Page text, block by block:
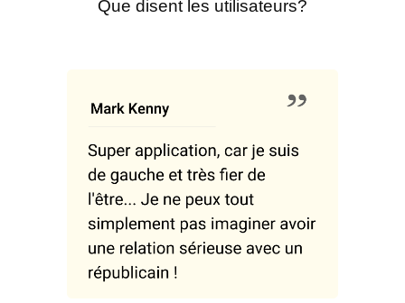
Que disent les utilisateurs?